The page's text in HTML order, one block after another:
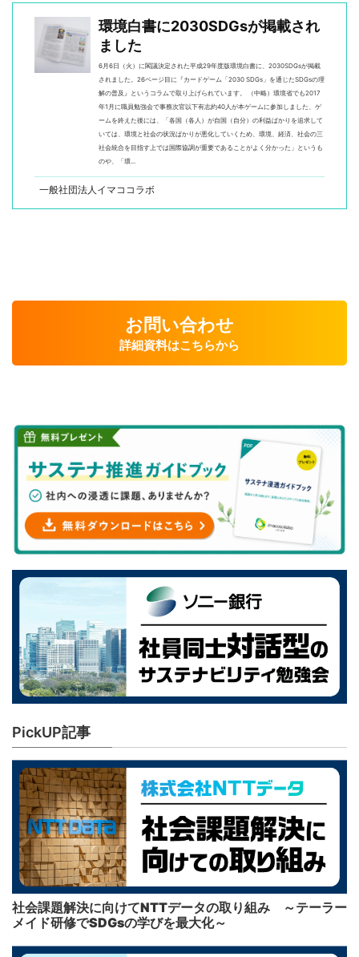
環境白書に2030SDGsが掲載され
ました
6月6日（火）に閣議決定された平成29年度版環境白書に、2030SDGsが掲載
されました。26ページ目に『カードゲーム「2030 SDGs」を通じたSDGsの理
解の普及』というコラムで取り上げられています。 （中略）環境省でも2017
年1月に職員勉強会で事務次官以下有志約40人が本ゲームに参加しました、ゲ
ームを終えた後には、「各国（各人）が自国（自分）の利益ばかりを追求して
いては、環境と社会の状況ばかりが悪化していくため、環境、経済、社会の三
社会統合を目指す上では国際協調が重要であることがよく分かった」というも
のや、「環...
一般社団法人イマココラボ
お問い合わせ
詳細資料はこちらから
PickUP記事
社会課題解決に向けてNTTデータの取り組み ～テーラー
メイド研修でSDGsの学びを最大化～